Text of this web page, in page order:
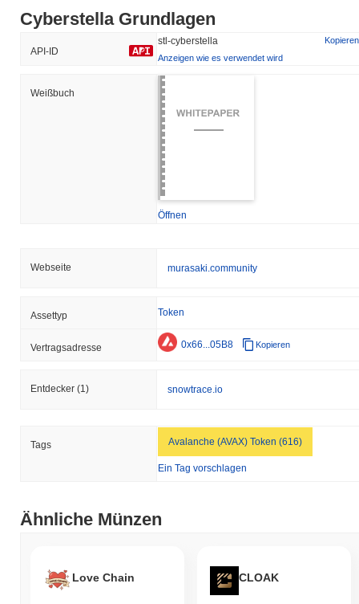
Cyberstella Grundlagen
API-ID
stl-cyberstella
Kopieren
Anzeigen wie es verwendet wird
Weißbuch
Öffnen
Webseite murasaki.community
Assettyp Token
Vertragsadresse 0x66...05B8 Kopieren
Entdecker (1) snowtrace.io
Tags Avalanche (AVAX) Token (616)
Ein Tag vorschlagen
Ähnliche Münzen
Love Chain CLOAK